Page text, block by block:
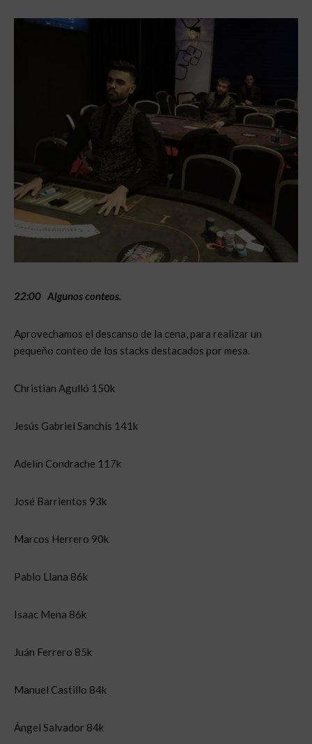
22:00 Algunos conteos.
Aprovechamos el descanso de la cena, para realizar un
pequeño conteo de los stacks destacados por mesa.
Christian Agulló 150k
Jesús Gabriel Sanchís 141k
Adelín Condrache 117k
José Barrientos 93k
Marcos Herrero 90k
Pablo Llana 86k
Isaac Mena 86k
Juán Ferrero 85k
Manuel Castillo 84k
Ángel Salvador 84k